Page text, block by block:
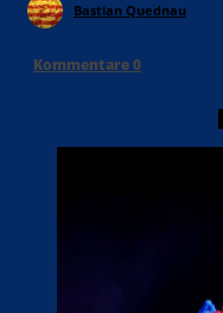
Bastian Quednau
Kommentare0